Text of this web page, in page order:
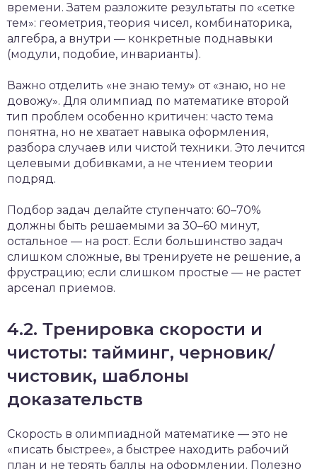
времени. Затем разложите результаты по «сетке
тем»: геометрия, теория чисел, комбинаторика,
алгебра, а внутри — конкретные поднавыки
(модули, подобие, инварианты).
Важно отделить «не знаю тему» от «знаю, но не
довожу». Для олимпиад по математике второй
тип проблем особенно критичен: часто тема
понятна, но не хватает навыка оформления,
разбора случаев или чистой техники. Это лечится
целевыми добивками, а не чтением теории
подряд.
Подбор задач делайте ступенчато: 60–70%
должны быть решаемыми за 30–60 минут,
остальное — на рост. Если большинство задач
слишком сложные, вы тренируете не решение, а
фрустрацию; если слишком простые — не растет
арсенал приемов.
4.2. Тренировка скорости и
чистоты: тайминг, черновик/
чистовик, шаблоны
доказательств
Скорость в олимпиадной математике — это не
«писать быстрее», а быстрее находить рабочий
план и не терять баллы на оформлении. Полезно